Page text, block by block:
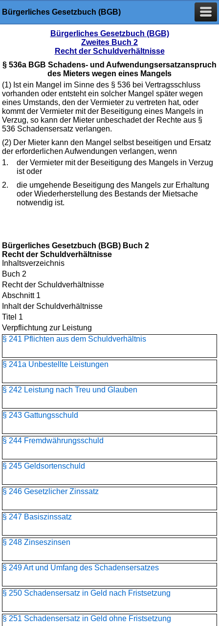
Bürgerliches Gesetzbuch (BGB)
Bürgerliches Gesetzbuch (BGB)
Zweites Buch 2
Recht der Schuldverhältnisse
§ 536a BGB Schadens- und Aufwendungsersatzanspruch
des Mieters wegen eines Mangels
(1) Ist ein Mangel im Sinne des § 536 bei Vertragsschluss
vorhanden oder entsteht ein solcher Mangel später wegen
eines Umstands, den der Vermieter zu vertreten hat, oder
kommt der Vermieter mit der Beseitigung eines Mangels in
Verzug, so kann der Mieter unbeschadet der Rechte aus §
536 Schadensersatz verlangen.
(2) Der Mieter kann den Mangel selbst beseitigen und Ersatz
der erforderlichen Aufwendungen verlangen, wenn
1.
der Vermieter mit der Beseitigung des Mangels in Verzug
ist oder
2.
die umgehende Beseitigung des Mangels zur Erhaltung
oder Wiederherstellung des Bestands der Mietsache
notwendig ist.
Bürgerliches Gesetzbuch (BGB) Buch 2
Recht der Schuldverhältnisse
Inhaltsverzeichnis
Buch 2
Recht der Schuldverhältnisse
Abschnitt 1
Inhalt der Schuldverhältnisse
Titel 1
Verpflichtung zur Leistung
§ 241 Pflichten aus dem Schuldverhältnis
§ 241a Unbestellte Leistungen
§ 242 Leistung nach Treu und Glauben
§ 243 Gattungsschuld
§ 244 Fremdwährungsschuld
§ 245 Geldsortenschuld
§ 246 Gesetzlicher Zinssatz
§ 247 Basiszinssatz
§ 248 Zinseszinsen
§ 249 Art und Umfang des Schadensersatzes
§ 250 Schadensersatz in Geld nach Fristsetzung
§ 251 Schadensersatz in Geld ohne Fristsetzung